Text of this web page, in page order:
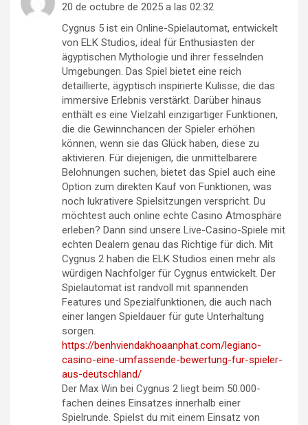
20 de octubre de 2025 a las 02:32
Cygnus 5 ist ein Online-Spielautomat, entwickelt
von ELK Studios, ideal für Enthusiasten der
ägyptischen Mythologie und ihrer fesselnden
Umgebungen. Das Spiel bietet eine reich
detaillierte, ägyptisch inspirierte Kulisse, die das
immersive Erlebnis verstärkt. Darüber hinaus
enthält es eine Vielzahl einzigartiger Funktionen,
die die Gewinnchancen der Spieler erhöhen
können, wenn sie das Glück haben, diese zu
aktivieren. Für diejenigen, die unmittelbarere
Belohnungen suchen, bietet das Spiel auch eine
Option zum direkten Kauf von Funktionen, was
noch lukrativere Spielsitzungen verspricht. Du
möchtest auch online echte Casino Atmosphäre
erleben? Dann sind unsere Live-Casino-Spiele mit
echten Dealern genau das Richtige für dich. Mit
Cygnus 2 haben die ELK Studios einen mehr als
würdigen Nachfolger für Cygnus entwickelt. Der
Spielautomat ist randvoll mit spannenden
Features und Spezialfunktionen, die auch nach
einer langen Spieldauer für gute Unterhaltung
sorgen.
https://benhviendakhoaanphat.com/legiano-
casino-eine-umfassende-bewertung-fur-spieler-
aus-deutschland/
Der Max Win bei Cygnus 2 liegt beim 50.000-
fachen deines Einsatzes innerhalb einer
Spielrunde. Spielst du mit einem Einsatz von